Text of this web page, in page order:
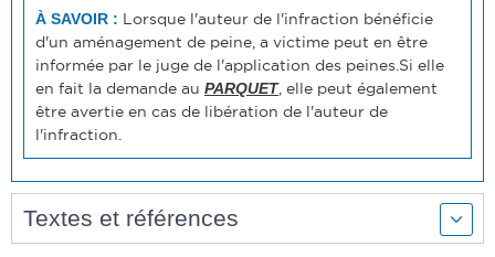
À SAVOIR : Lorsque l'auteur de l'infraction bénéficie
d'un aménagement de peine, a victime peut en être
informée par le juge de l'application des peines.Si elle
en fait la demande au PARQUET, elle peut également
être avertie en cas de libération de l'auteur de
l'infraction.
Textes et références